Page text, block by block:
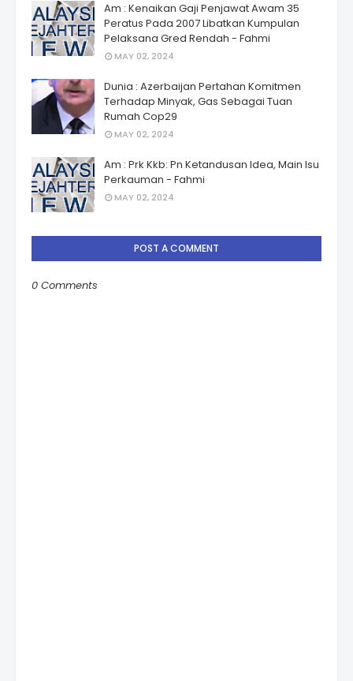
Am : Kenaikan Gaji Penjawat Awam 35
Peratus Pada 2007 Libatkan Kumpulan
Pelaksana Gred Rendah - Fahmi
MAY 02, 2024
Dunia : Azerbaijan Pertahan Komitmen
Terhadap Minyak, Gas Sebagai Tuan
Rumah Cop29
MAY 02, 2024
Am : Prk Kkb: Pn Ketandusan Idea, Main Isu
Perkauman - Fahmi
MAY 02, 2024
POST A COMMENT
0 Comments